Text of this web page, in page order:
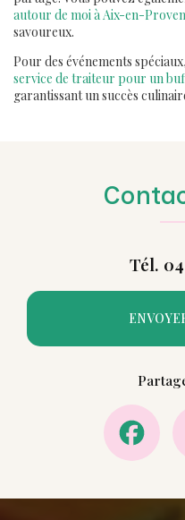
autour de moi à Aix-en-
savoureux.
Pour des événements
service de traiteur pour un
garantissant un succès
Tél. 04